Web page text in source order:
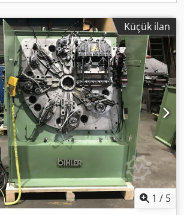
Küçük ilan
1 / 5